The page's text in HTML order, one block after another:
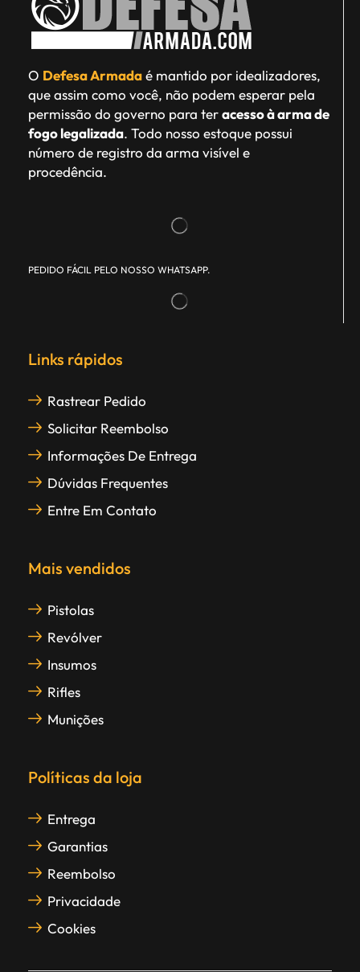
O Defesa Armadaé mantido por idealizadores,
que assim como você, não podem esperar pela
permissão do governo para teracesso à arma de
fogo legalizada. Todo nosso estoque possui
número de registro da arma visível e
procedência.
PEDIDO FÁCIL PELO NOSSO WHATSAPP.
Links rápidos
Rastrear Pedido
Solicitar Reembolso
Informações De Entrega
Dúvidas Frequentes
Entre Em Contato
Mais vendidos
Pistolas
Revólver
Insumos
Rifles
Munições
Políticas da loja
Entrega
Garantias
Reembolso
Privacidade
Cookies